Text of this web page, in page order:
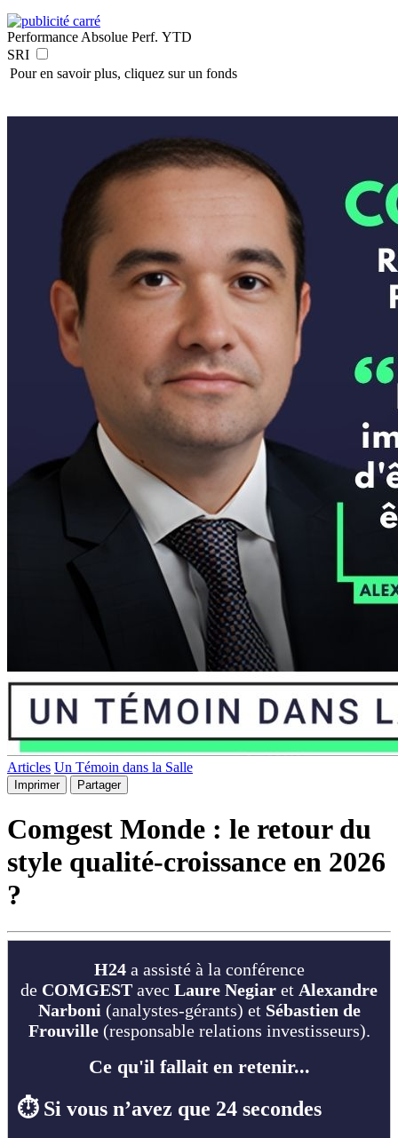
Performance Absolue Perf. YTD
SRI
Pour en savoir plus, cliquez sur un fonds
Articles Un Témoin dans la Salle
Imprimer Partager
Comgest Monde : le retour du
style qualité-croissance en 2026
?
H24a assisté à la conférence
de COMGEST avec Laure Negiar et Alexandre
Narboni (analystes-gérants) et Sébastien de
Frouville(responsable relations investisseurs).
Ce qu'il fallait en retenir...
⏱️ Si vous n’avez que 24 secondes